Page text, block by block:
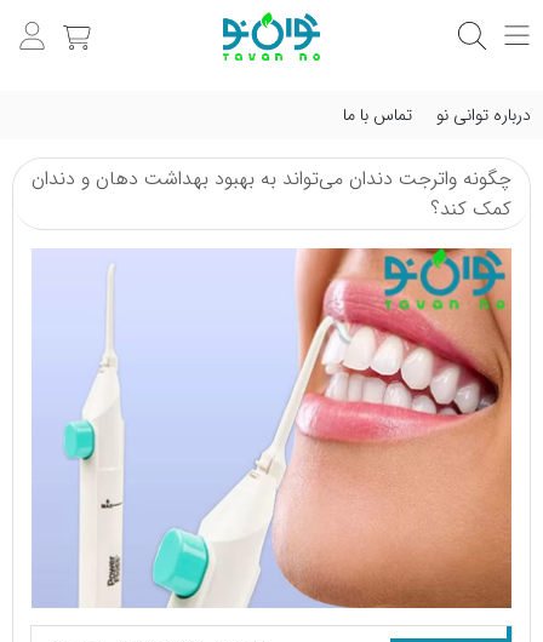
درباره توانی نو تماس با ما
چگونه واترجت دندان می‌تواند به بهبود بهداشت دهان و دندان
کمک کند؟